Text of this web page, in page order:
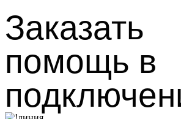
Заказать
помощь в